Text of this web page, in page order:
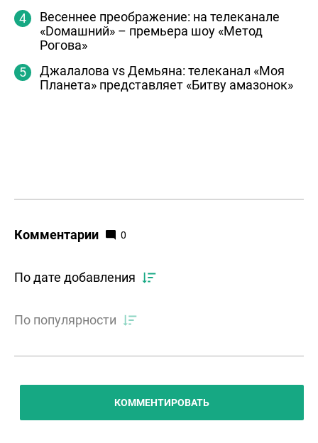
Весеннее преображение: на телеканале
«Dомашний» – премьера шоу «Метод
Рогова»
Джалалова vs Демьяна: телеканал «Моя
Планета» представляет «Битву амазонок»
Комментарии 0
По дате добавления
По популярности
КОММЕНТИРОВАТЬ